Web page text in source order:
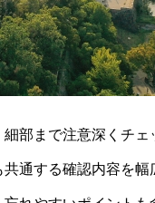
部まで注意深くチ
通する確認内容を